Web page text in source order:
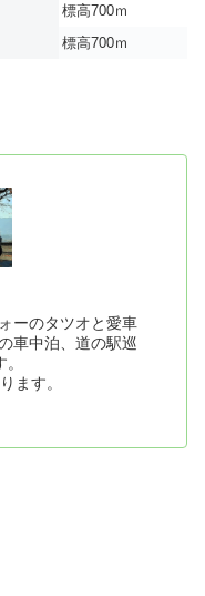
標高700ｍ
標高700ｍ
ーのタツオと愛車
車中泊、道の駅巡
ます。